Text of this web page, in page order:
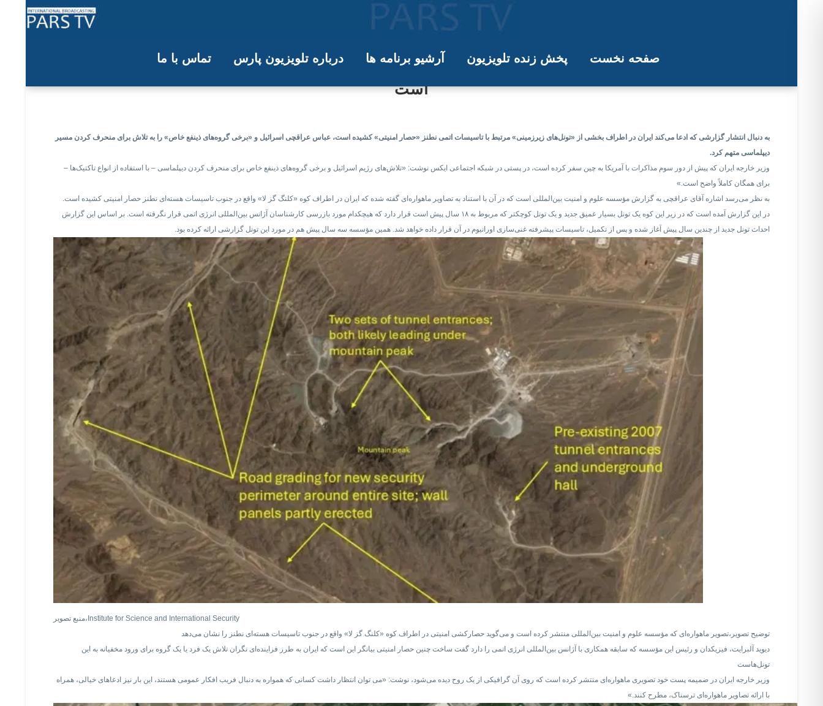
تماس با ما درباره تلویزیون پارس آرشیو برنامه ها پخش زنده تلویزیون صفحه نخست
واکنش عراقچی به «حصارکشی امنیتی» در نزدیکی نطنز: ادعای خیالی برای منحرف کردن دیپلماسی
است
به دنبال انتشار گزارشی که ادعا می‌کند ایران در اطراف بخشی از «تونل‌های زیرزمینی» مرتبط با تاسیسات اتمی نطنز «حصار امنیتی» کشیده است، عباس عراقچی اسرائیل و «برخی گروه‌های ذینفع خاص» را به تلاش برای منحرف کردن مسیر
دیپلماسی متهم کرد.
وزیر خارجه ایران که پیش از دور سوم مذاکرات با آمریکا به چین سفر کرده است، در پستی در شبکه اجتماعی ایکس نوشت: «تلاش‌های رژیم اسرائیل و برخی گروه‌های ذینفع خاص برای منحرف کردن دیپلماسی – با استفاده از انواع تاکتیک‌ها –
برای همگان کاملاً واضح است.»
به نظر می‌رسد اشاره آقای عراقچی به گزارش مؤسسه علوم و امنیت بین‌المللی است که در آن با استناد به تصاویر ماهواره‌ای گفته شده که ایران در اطراف کوه «کلنگ گز لا» واقع در جنوب تاسیسات هسته‌ای نطنز حصار امنیتی کشیده است.
در این گزارش آمده است که در زیر این کوه یک تونل بسیار عمیق جدید و یک تونل کوچکتر که مربوط به ۱۸ سال پیش است قرار دارد که هیچکدام مورد بازرسی کارشناسان آژانس بین‌المللی انرژی اتمی قرار نگرفته است. بر اساس این گزارش
احداث تونل جدید از چندین سال پیش آغاز شده و پس از تکمیل، تاسیسات پیشرفته غنی‌سازی اورانیوم در آن قرار داده خواهد شد. همین مؤسسه سه سال پیش هم در مورد این تونل گزارشی ارائه کرده بود.
منبع تصویر، Institute for Science and International Security
توضیح تصویر،تصویر ماهواره‌ای که مؤسسه علوم و امنیت بین‌المللی منتشر کرده است و می‌گوید حصارکشی امنیتی در اطراف کوه «کلنگ گز لا» واقع در جنوب تاسیسات هسته‌ای نطنز را نشان می‌دهد
دیوید آلبرایت، فیزیکدان و رئیس این مؤسسه که سابقه همکاری با آژانس بین‌المللی انرژی اتمی را دارد گفت ساخت چنین حصار امنیتی بیانگر این است که ایران به طرز فزاینده‌ای نگران تلاش یک فرد یا یک گروه برای ورود مخفیانه به این
تونل‌هاست
وزیر خارجه ایران در ضمیمه پست خود تصویری ماهواره‌ای منتشر کرده است که روی آن گرافیکی از یک روح دیده می‌شود، نوشت: «می توان انتظار داشت کسانی که همواره به دنبال فریب افکار عمومی هستند، این بار نیز ادعاهای خیالی، همراه
با ارائه تصاویر ماهواره‌ای ترسناک، مطرح کنند.»